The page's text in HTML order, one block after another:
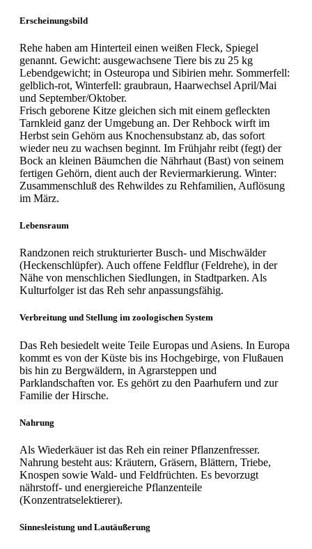
Erscheinungsbild
Rehe haben am Hinterteil einen weißen Fleck, Spiegel
genannt. Gewicht: ausgewachsene Tiere bis zu 25 kg
Lebendgewicht; in Osteuropa und Sibirien mehr. Sommerfell:
gelblich-rot, Winterfell: graubraun, Haarwechsel April/Mai
und September/Oktober.
Frisch geborene Kitze gleichen sich mit einem gefleckten
Tarnkleid ganz der Umgebung an. Der Rehbock wirft im
Herbst sein Gehörn aus Knochensubstanz ab, das sofort
wieder neu zu wachsen beginnt. Im Frühjahr reibt (fegt) der
Bock an kleinen Bäumchen die Nährhaut (Bast) von seinem
fertigen Gehörn, dient auch der Reviermarkierung. Winter:
Zusammenschluß des Rehwildes zu Rehfamilien, Auflösung
im März.
Lebensraum
Randzonen reich strukturierter Busch- und Mischwälder
(Heckenschlüpfer). Auch offene Feldflur (Feldrehe), in der
Nähe von menschlichen Siedlungen, in Stadtparken. Als
Kulturfolger ist das Reh sehr anpassungsfähig.
Verbreitung und Stellung im zoologischen System
Das Reh besiedelt weite Teile Europas und Asiens. In Europa
kommt es von der Küste bis ins Hochgebirge, von Flußauen
bis hin zu Bergwäldern, in Agrarsteppen und
Parklandschaften vor. Es gehört zu den Paarhufern und zur
Familie der Hirsche.
Nahrung
Als Wiederkäuer ist das Reh ein reiner Pflanzenfresser.
Nahrung besteht aus: Kräutern, Gräsern, Blättern, Triebe,
Knospen sowie Wald- und Feldfrüchten. Es bevorzugt
nährstoff- und energiereiche Pflanzenteile
(Konzentratselektierer).
Sinnesleistung und Lautäußerung